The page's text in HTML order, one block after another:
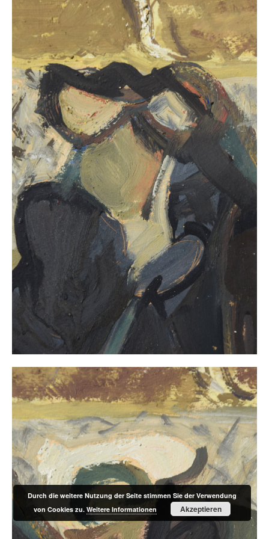
Durch die weitere Nutzung der Seite stimmen Sie der Verwendung
von Cookies zu.Weitere Informationen Akzeptieren